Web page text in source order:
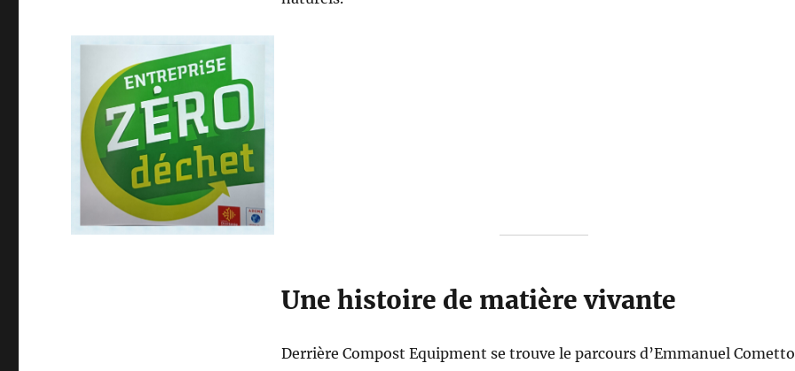
Une histoire de matière vivante
Derrière Compost Equipment se trouve le parcours d’Emmanuel